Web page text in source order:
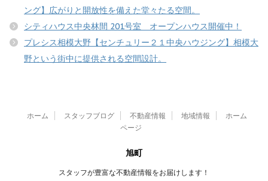
ング】広がりと開放性を備えた堂々たる空間。
シティハウス中央林間 201号室 オープンハウス開催中！
プレシス相模大野【センチュリー２１中央ハウジング】相模大
野という街中に提供される空間設計。
ホーム スタッフブログ 不動産情報 地域情報
ホーム
ページ
旭町
スタッフが豊富な不動産情報をお届けします！